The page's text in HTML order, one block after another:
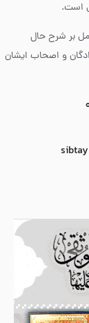
است.
بر شرح حال
و اصحاب ایشان